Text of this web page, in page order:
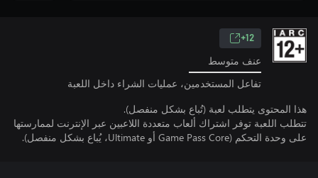
12+
عنف متوسط
تفاعل المستخدمين، عمليات الشراء داخل اللعبة
هذا المحتوى يتطلب لعبة (تُباع بشكل منفصل).
تتطلب اللعبة توفر اشتراك ألعاب متعددة اللاعبين عبر الإنترنت لممارستها
على وحدة التحكم (Game Pass Core أو Ultimate، يُباع بشكل منفصل).